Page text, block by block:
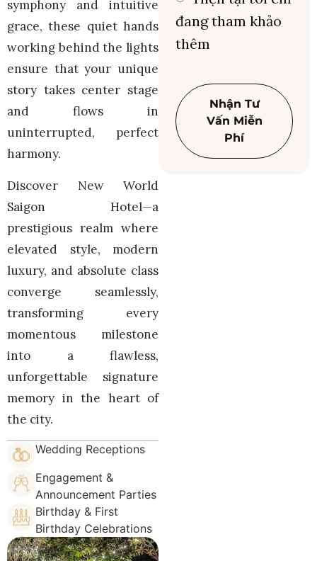
symphony and intuitive
grace, these quiet hands
working behind the lights
ensure that your unique
story takes center stage
and flows in
uninterrupted, perfect
harmony.
Discover New World
Saigon Hotel—a
prestigious realm where
elevated style, modern
luxury, and absolute class
converge seamlessly,
transforming every
momentous milestone
into a flawless,
unforgettable signature
memory in the heart of
the city.
Wedding Receptions
Engagement &
Announcement Parties
Birthday & First
Birthday Celebrations
đang tham khảo
thêm
Nhận Tư
Vấn Miễn
Phí